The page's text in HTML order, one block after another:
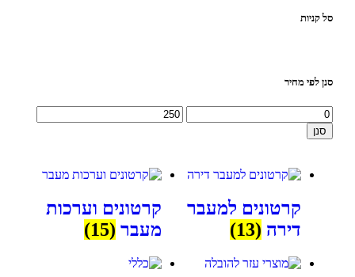
סל קניות
סנן לפי מחיר
סנן
קרטונים למעבר
דירה (13)
קרטונים וערכות
מעבר (15)